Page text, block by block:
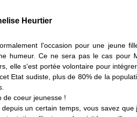
Heurtier
l'occasion pour une jeune
humeur. Ce ne sera pas le cas pour
elle s'est portée volontaire pour
Etat sudiste, plus de 80% de la
de coeur jeunesse !
un certain temps, vous savez